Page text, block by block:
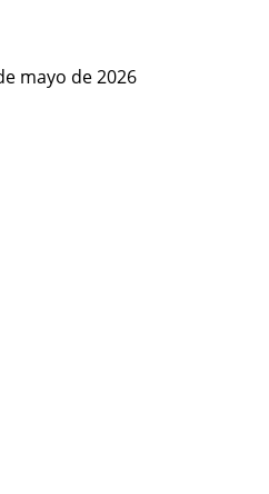
mayo de 2026